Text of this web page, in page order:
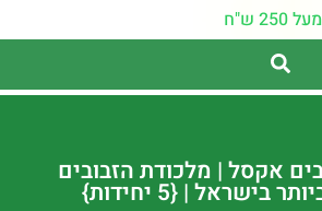
ש"ח
אקסל | מלכודת הזבובים
בישראל | {5 יחידות}